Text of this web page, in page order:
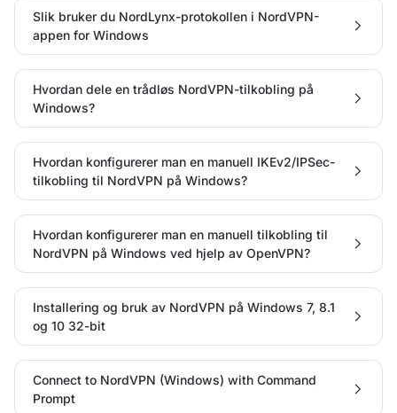
Slik bruker du NordLynx-protokollen i NordVPN-
appen for Windows
Hvordan dele en trådløs NordVPN-tilkobling på
Windows?
Hvordan konfigurerer man en manuell IKEv2/IPSec-
tilkobling til NordVPN på Windows?
Hvordan konfigurerer man en manuell tilkobling til
NordVPN på Windows ved hjelp av OpenVPN?
Installering og bruk av NordVPN på Windows 7, 8.1
og 10 32-bit
Connect to NordVPN (Windows) with Command
Prompt